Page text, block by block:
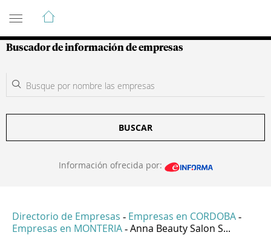
Guía de Empresas Colombianas
Buscador de información de empresas
BUSCAR
Información ofrecida por:
Directorio de Empresas - Empresas en CORDOBA -
Empresas en MONTERIA - Anna Beauty Salon S...